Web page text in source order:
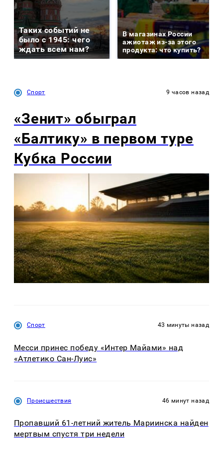
Таких событий не
было с 1945: чего
ждать всем нам?
В магазинах России
ажиотаж из-за этого
продукта: что купить?
Спорт 9 часов назад
«Зенит» обыграл
«Балтику» в первом туре
Кубка России
Спорт 43 минуты назад
Месси принес победу «Интер Майами» над
«Атлетико Сан-Луис»
Происшествия 46 минут назад
Пропавший 61-летний житель Мариинска найден
мертвым спустя три недели